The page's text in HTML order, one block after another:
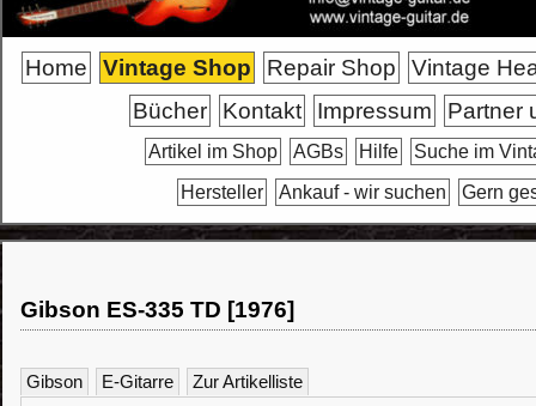
Home Vintage Shop Repair Shop
Vintage
Bücher
Kontakt Impressum Partner
Artikel im Shop AGBs Hilfe
Suche im
Hersteller
Ankauf - wir suchen Gern
Gibson ES-335 TD [1976]
Gibson E-Gitarre
Zur Artikelliste